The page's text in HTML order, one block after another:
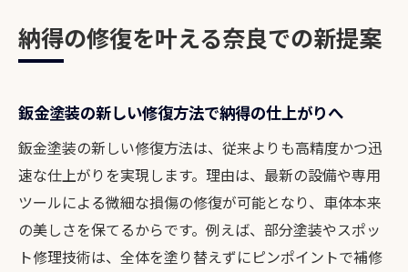
納得の修復を叶える奈良での新提案
鈑金塗装の新しい修復方法で納得の仕上がりへ
鈑金塗装の新しい修復方法は、従来よりも高精度かつ迅
速な仕上がりを実現します。理由は、最新の設備や専用
ツールによる微細な損傷の修復が可能となり、車体本来
の美しさを保てるからです。例えば、部分塗装やスポッ
ト修理技術は、全体を塗り替えずにピンポイントで補修